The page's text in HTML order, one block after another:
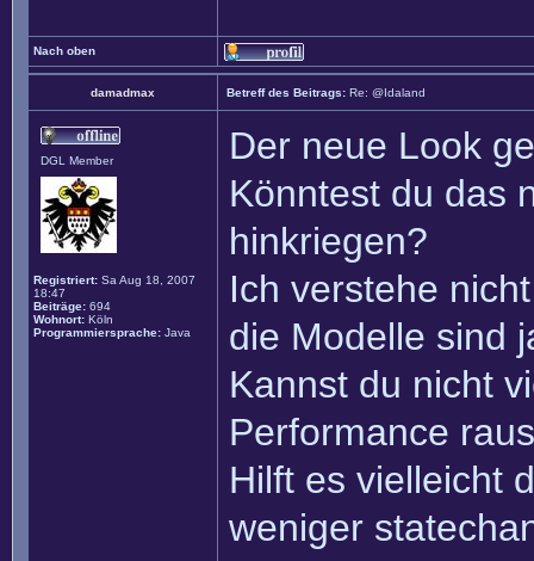
Nach oben
damadmax Betreff des Beitrags: Re: @Idaland
DGL Member
Registriert: Sa Aug 18, 2007
18:47
Beiträge: 694
Wohnort: Köln
Programmiersprache: Java
Der neue Look
Könntest du das
hinkriegen?
Ich verstehe
die Modelle sind
Kannst du nicht
Performance
Hilft es vielleicht
weniger